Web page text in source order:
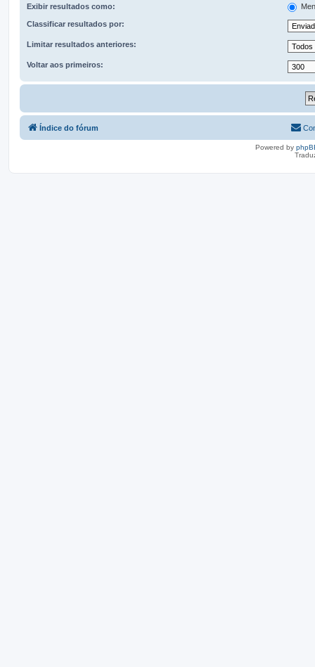
Exibir resultados como:
Classificar resultados por:
Limitar resultados anteriores:
Voltar aos primeiros:
Índice do fórum
Powered by